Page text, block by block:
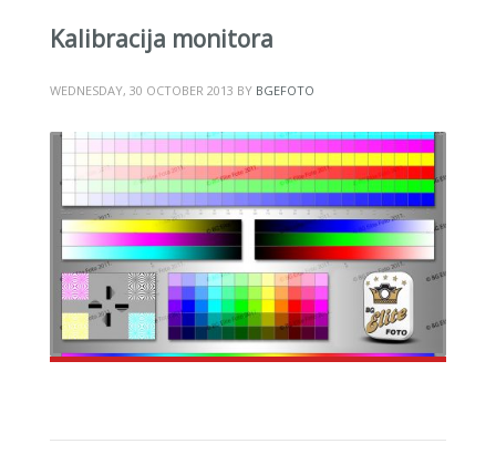
Kalibracija monitora
WEDNESDAY, 30 OCTOBER 2013 BY BGEFOTO